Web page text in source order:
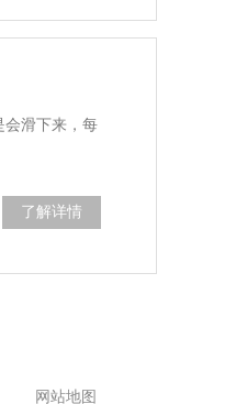
会滑下来，每
了解详情
网站地图